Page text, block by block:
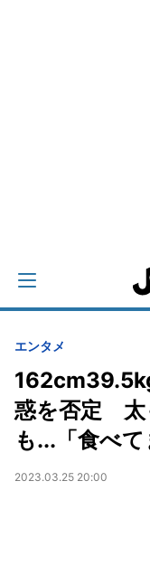
エンタメ
惑を否定 太
も...「食べて
2023.03.25 20:00